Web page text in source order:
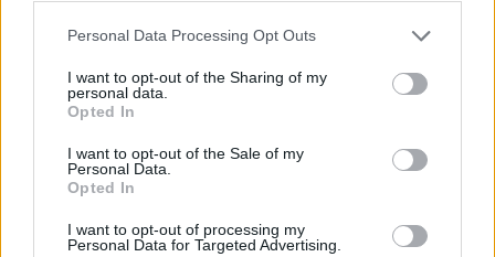
Personal Data Processing Opt Outs
I want to opt-out of the Sharing of my
personal data.
Opted In
I want to opt-out of the Sale of my
Personal Data.
Opted In
I want to opt-out of processing my
Personal Data for Targeted Advertising.
Esim for Global
Esim for USA|Esim for Italy| Esim for Spain|Esim